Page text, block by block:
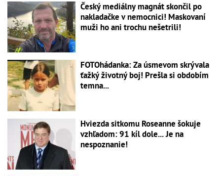
Český mediálny magnát skončil po
nakladačke v nemocnici! Maskovaní
muži ho ani trochu nešetrili!
FOTOhádanka: Za úsmevom skrývala
ťažký životný boj! Prešla si obdobím
temna...
Hviezda sitkomu Roseanne šokuje
vzhľadom: 91 kíl dole... Je na
nespoznanie!